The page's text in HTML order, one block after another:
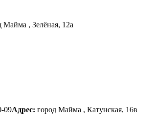
Майма , Зелёная, 12а
09Адрес: город Майма , Катунская, 16в